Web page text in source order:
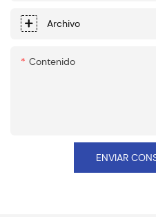
Archivo
Contenido
ENVIAR